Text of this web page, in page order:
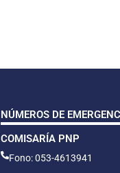
NÚMEROS DE
COMISARÍA PNP
Fono: 053-4613941